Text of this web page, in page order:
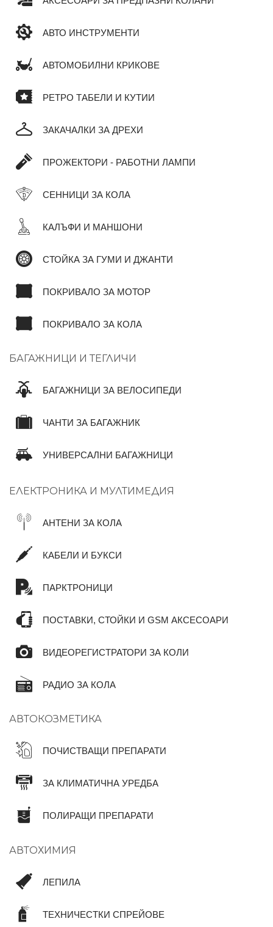
АВТО ИНСТРУМЕНТИ
АВТОМОБИЛНИ КРИКОВЕ
РЕТРО ТАБЕЛИ И КУТИИ
ЗАКАЧАЛКИ ЗА ДРЕХИ
ПРОЖЕКТОРИ - РАБОТНИ ЛАМПИ
СЕННИЦИ ЗА КОЛА
КАЛЪФИ И МАНШОНИ
СТОЙКА ЗА ГУМИ И ДЖАНТИ
ПОКРИВАЛО ЗА МОТОР
ПОКРИВАЛО ЗА КОЛА
БАГАЖНИЦИ И ТЕГЛИЧИ
БАГАЖНИЦИ ЗА ВЕЛОСИПЕДИ
ЧАНТИ ЗА БАГАЖНИК
УНИВЕРСАЛНИ БАГАЖНИЦИ
ЕЛЕКТРОНИКА И МУЛТИМЕДИЯ
АНТЕНИ ЗА КОЛА
КАБЕЛИ И БУКСИ
ПАРКТРОНИЦИ
ПОСТАВКИ, СТОЙКИ И GSM АКСЕСОАРИ
ВИДЕОРЕГИСТРАТОРИ ЗА КОЛИ
РАДИО ЗА КОЛА
АВТОКОЗМЕТИКА
ПОЧИСТВАЩИ ПРЕПАРАТИ
ЗА КЛИМАТИЧНА УРЕДБА
ПОЛИРАЩИ ПРЕПАРАТИ
АВТОХИМИЯ
ЛЕПИЛА
ТЕХНИЧЕСТКИ СПРЕЙОВЕ